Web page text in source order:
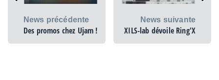
News précédente
Des promos chez Ujam !
News suivante
XILS-lab dévoile Ring'X